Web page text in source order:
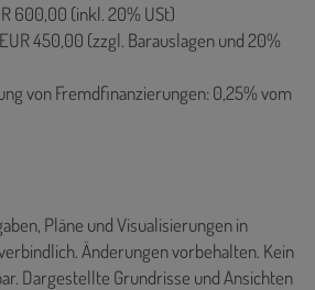
600,00 (inkl. 20% USt)
450,00 (zzgl. Barauslagen und 20%
von Fremdfinanzierungen: 0,25% vom
Pläne und Visualisierungen in
Änderungen vorbehalten. Kein
Dargestellte Grundrisse und Ansichten